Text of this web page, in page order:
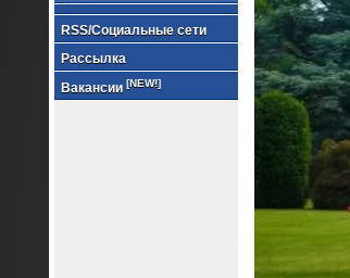
RSS/Социальные сети
Рассылка
Вакансии [NEW!]